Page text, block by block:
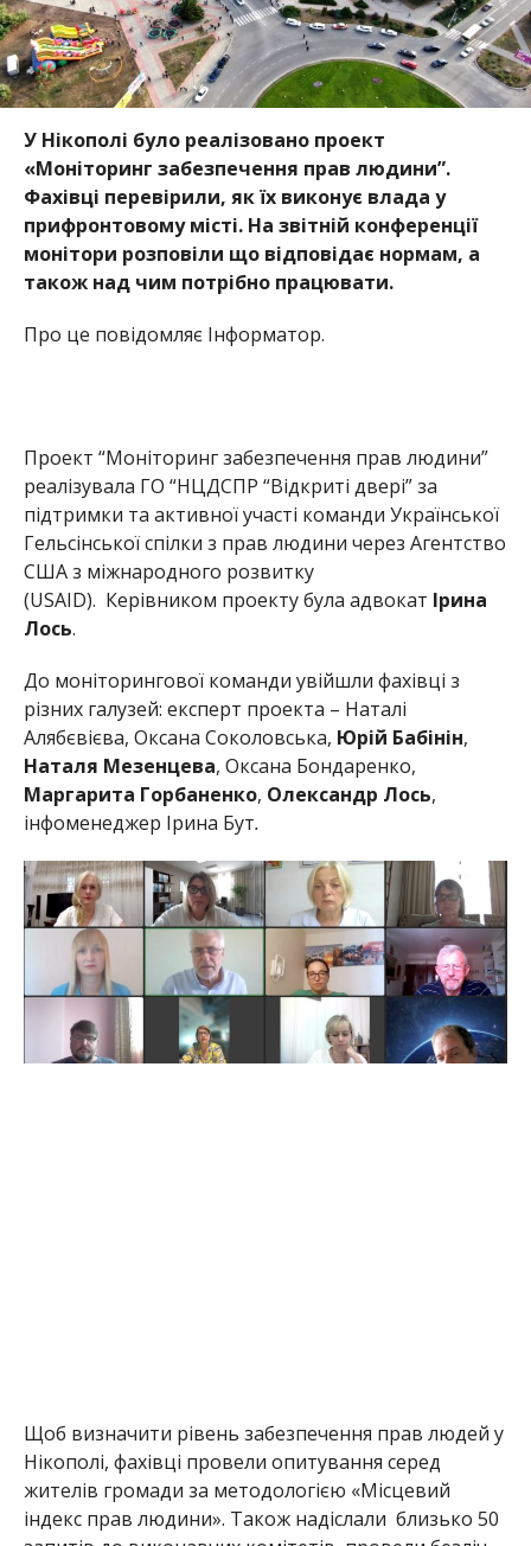
У Нікополі було реалізовано проект
«Моніторинг забезпечення прав людини”.
Фахівці перевірили, якїх виконує влада у
прифронтовому місті. На звітній конференції
монітори розповіли що відповідає нормам, а
також над чим потрібно працювати.
Про це повідомляє Інформатор.
Проект “Моніторинг забезпечення прав людини”
реалізувала ГО “НЦДСПР “Відкриті двері” за
підтримки та активної участі команди Української
Гельсінської спілки з прав людини через Агентство
США з міжнародного розвитку
(USAID). Керівником проекту була адвокат Ірина
Лось.
До моніторингової команди увійшли фахівці з
різних галузей: експерт проекта – Наталі
Алябєвієва, Оксана Соколовська, Юрій Бабінін,
Наталя Мезенцева, Оксана Бондаренко,
Маргарита Горбаненко, Олександр Лось,
інфоменеджер Ірина Бут.
Щоб визначити рівень забезпечення прав людей у
Нікополі, фахівці провели опитування серед
жителів громади за методологією «Місцевий
індекс прав людини». Також надіслали близько 50